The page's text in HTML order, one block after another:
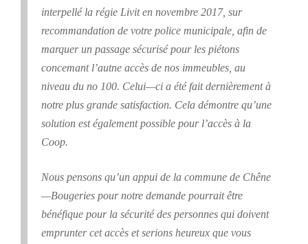
interpellé la régie Livit en novembre 2017, sur
recommandation de votre police municipale, afin de
marquer un passage sécurisé pour les piétons
concemant l’autne accès de nos immeubles, au
niveau du no 100. Celui—ci a été fait dernièrement à
notre plus grande satisfaction. Cela démontre qu’une
solution est également possible pour l’accès à la
Coop.
Nous pensons qu’un appui de la commune de Chêne
—Bougeries pour notre demande pourrait être
bénéfique pour la sécurité des personnes qui doivent
emprunter cet accès et serions heureux que vous